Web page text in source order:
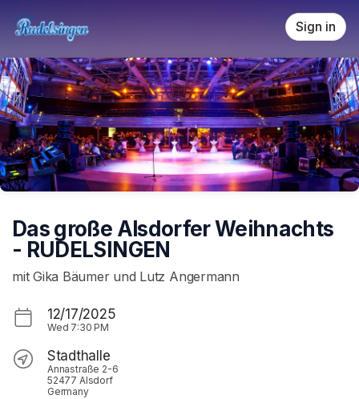
Sign in
Das große Alsdorfer Weihnachts
- RUDELSINGEN
mit Gika Bäumer und Lutz Angermann
12/17/2025
Wed 7:30 PM
Stadthalle
Annastraße 2-6
52477 Alsdorf
Germany